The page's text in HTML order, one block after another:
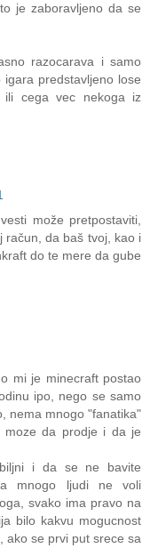
je zaboravljeno da se
razocarava i samo
predstavljeno lose
ili cega vec nekoga iz
može pretpostaviti,
račun, da baš tvoj, kao i
do te mere da gube
mi je minecraft postao
ipo, nego se samo
nema mnogo "fanatika"
da prodje i da je
i da se ne bavite
mnogo ljudi ne voli
svako ima pravo na
bilo kakvu mogucnost
ako se prvi put srece sa